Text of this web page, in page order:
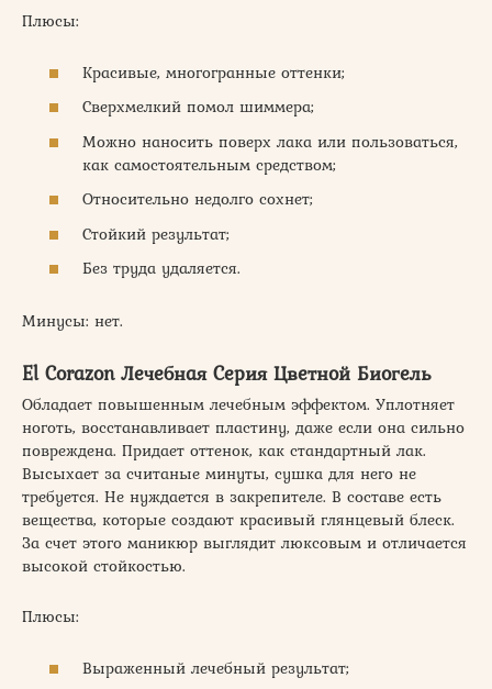
Плюсы:
Красивые, многогранные оттенки;
Сверхмелкий помол шиммера;
Можно наносить поверх лака или пользоваться,
как самостоятельным средством;
Относительно недолго сохнет;
Стойкий результат;
Без труда удаляется.
Минусы: нет.
El Corazon Лечебная Серия Цветной Биогель
Обладает повышенным лечебным эффектом. Уплотняет
ноготь, восстанавливает пластину, даже если она сильно
повреждена. Придает оттенок, как стандартный лак.
Высыхает за считаные минуты, сушка для него не
требуется. Не нуждается в закрепителе. В составе есть
вещества, которые создают красивый глянцевый блеск.
За счет этого маникюр выглядит люксовым и отличается
высокой стойкостью.
Плюсы:
Выраженный лечебный результат;